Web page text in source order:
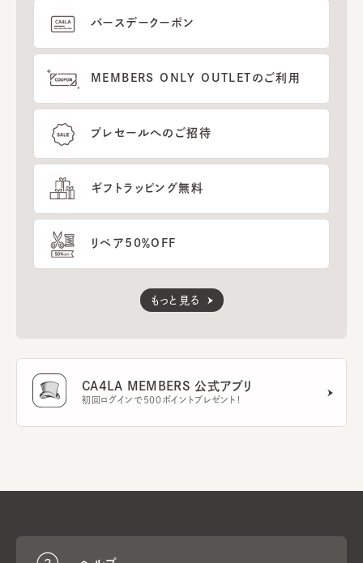
バースデークーポン
MEMBERS ONLY OUTLETのご利用
プレセールへのご招待
ギフトラッピング無料
リペア50％OFF
もっと見る
CA4LA MEMBERS 公式アプリ
初回ログインで500ポイントプレゼント！